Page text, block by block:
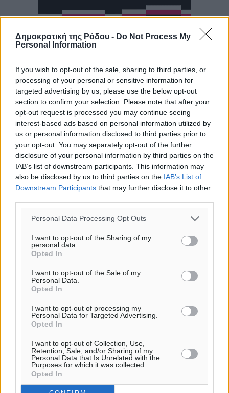
Δημοκρατική της Ρόδου - Do Not Process My
Personal Information
If you wish to opt-out of the sale, sharing to third parties, or
processing of your personal or sensitive information for
targeted advertising by us, please use the below opt-out
section to confirm your selection. Please note that after your
opt-out request is processed you may continue seeing
interest-based ads based on personal information utilized by
us or personal information disclosed to third parties prior to
your opt-out. You may separately opt-out of the further
disclosure of your personal information by third parties on the
IAB’s list of downstream participants. This information may
also be disclosed by us to third parties on the IAB’s List of
Downstream Participants that may further disclose it to other
Personal Data Processing Opt Outs
I want to opt-out of the Sharing of my
personal data.
Opted In
I want to opt-out of the Sale of my
Personal Data.
Opted In
I want to opt-out of processing my
Personal Data for Targeted Advertising.
Opted In
I want to opt-out of Collection, Use,
Retention, Sale, and/or Sharing of my
Personal Data that Is Unrelated with the
Purposes for which it was collected.
Opted In
Ροή ειδήσεων
χώρα
Ειδήσεις• πριν 4 ώρες
Δύο σχολεία της Λέρου αλλάζουν όψη με δωρεά